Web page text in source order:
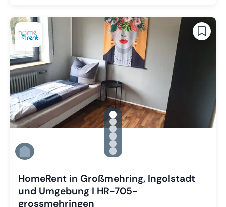
gallery.slide_selector
Zu Slide 1 wechseln
Zu Slide 2 wechseln
Zu Slide 3 wechseln
Zu Slide 4 wechseln
Zu Slide 5 wechseln
Zu Slide 6 wechseln
HomeRent in Großmehring, Ingolstadt
und Umgebung I HR-705-
grossmehringen